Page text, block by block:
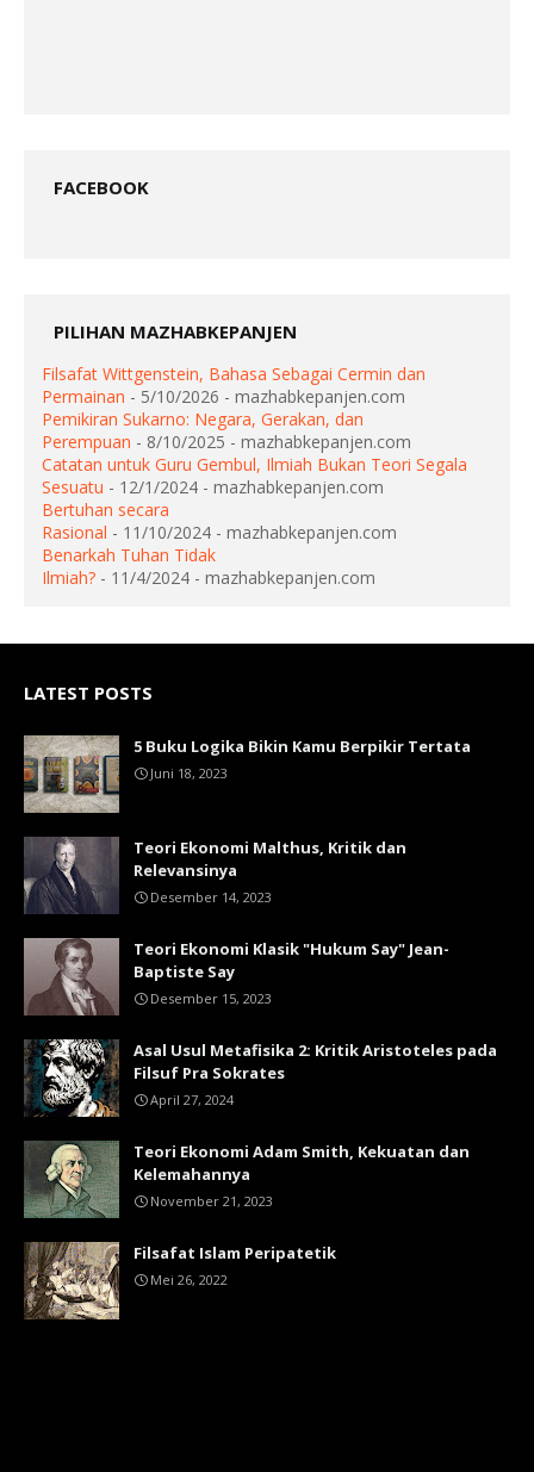
FACEBOOK
PILIHAN MAZHABKEPANJEN
Filsafat Wittgenstein, Bahasa Sebagai Cermin dan
Permainan - 5/10/2026 - mazhabkepanjen.com
Pemikiran Sukarno: Negara, Gerakan, dan
Perempuan - 8/10/2025 - mazhabkepanjen.com
Catatan untuk Guru Gembul, Ilmiah Bukan Teori Segala
Sesuatu - 12/1/2024 - mazhabkepanjen.com
Bertuhan secara
Rasional - 11/10/2024 - mazhabkepanjen.com
Benarkah Tuhan Tidak
Ilmiah? - 11/4/2024 - mazhabkepanjen.com
LATEST POSTS
5 Buku Logika Bikin Kamu Berpikir Tertata
Juni 18, 2023
Teori Ekonomi Malthus, Kritik dan
Relevansinya
Desember 14, 2023
Teori Ekonomi Klasik "Hukum Say" Jean-
Baptiste Say
Desember 15, 2023
Asal Usul Metafisika 2: Kritik Aristoteles pada
Filsuf Pra Sokrates
April 27, 2024
Teori Ekonomi Adam Smith, Kekuatan dan
Kelemahannya
November 21, 2023
Filsafat Islam Peripatetik
Mei 26, 2022